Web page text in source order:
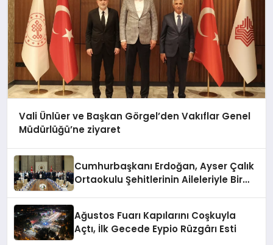
Vali Ünlüer ve Başkan Görgel’den Vakıflar Genel
Müdürlüğü’ne ziyaret
Cumhurbaşkanı Erdoğan, Ayser Çalık
Ortaokulu Şehitlerinin Aileleriyle Bir
Ağustos Fuarı Kapılarını Coşkuyla
Açtı, İlk Gecede Eypio Rüzgârı Esti